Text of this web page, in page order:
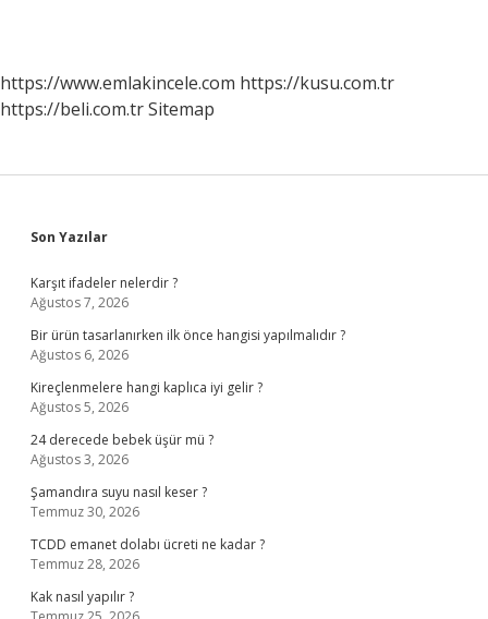
Yapilir
https://www.emlakincele.com https://kusu.com.tr
https://beli.com.trSitemap
Sidebar
Son Yazılar
Karşıt ifadeler nelerdir ?
Ağustos 7, 2026
Bir ürün tasarlanırken ilk önce hangisi yapılmalıdır ?
Ağustos 6, 2026
Kireçlenmelere hangi kaplıca iyi gelir ?
Ağustos 5, 2026
24 derecede bebek üşür mü ?
Ağustos 3, 2026
Şamandıra suyu nasıl keser ?
Temmuz 30, 2026
TCDD emanet dolabı ücreti ne kadar ?
Temmuz 28, 2026
Kak nasıl yapılır ?